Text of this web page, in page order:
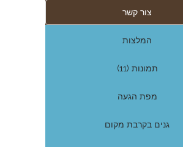
צור קשר
המלצות
תמונות (11)
מפת הגעה
גנים בקרבת מקום